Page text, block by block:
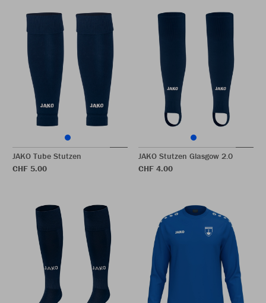
JAKO Tube Stutzen
CHF 5.00
JAKO Stutzen Glasgow 2.0
CHF 4.00